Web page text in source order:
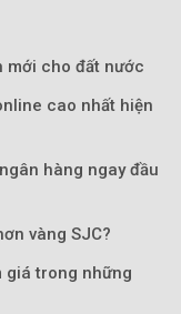
mới cho đất nước
cao nhất hiện
hàng ngay đầu
vàng SJC?
giá trong những